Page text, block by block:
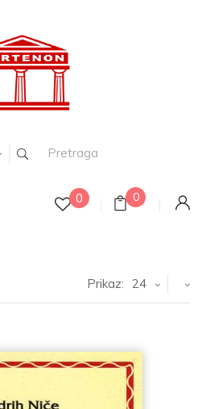
0 0
Prikaz: 24